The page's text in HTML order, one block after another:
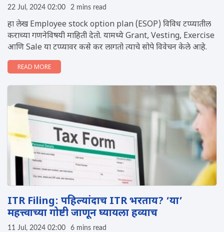
22 Jul, 2024 02:00 2 mins read
हा लेख Employee stock option plan (ESOP) विविध टप्प्यातील
कराच्या गणनेविषयी माहिती देतो. यामध्ये Grant, Vesting, Exercise
आण‍ि Sale या टप्प्यावर कसे कर लागतो त्याचे सोपे विवेचन केले आहे.
READ MORE
ITR Filing: पहिल्यांदाच ITR भरताय? ‘या’
महत्त्वाच्या गोष्टी जाणून घ्यायला हव्याच
11 Jul, 2024 02:00 6 mins read